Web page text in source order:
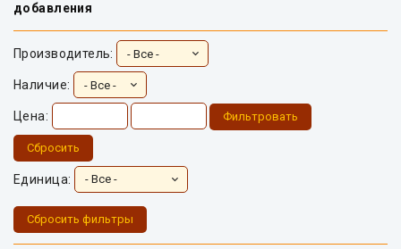
добавления
Производитель:
Наличие:
Цена: Фильтровать
Сбросить
Единица:
Сбросить фильтры